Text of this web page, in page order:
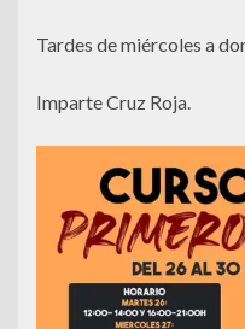
Tardes de miércoles a
Imparte Cruz Roja.